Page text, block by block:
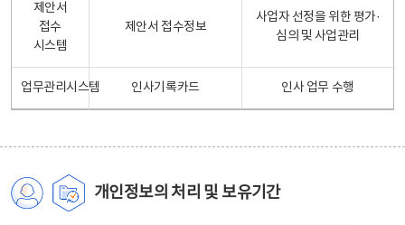
제안서
접수
시스템
제안서 접수정보
사업자 선정을 위한 평가·
심의 및 사업관리
업무관리시스템 인사기록카드 인사 업무 수행
개인정보의 처리 및 보유기간